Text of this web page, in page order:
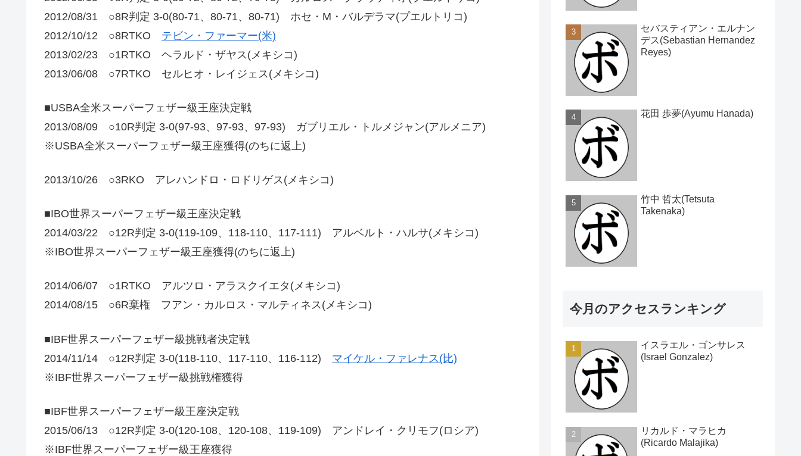
2012/08/31 ○8R判定 3-0(80-71、80-71、80-71) ホセ・M・バルデラマ(プエルトリコ)
2012/10/12 ○8RTKO テビン・ファーマー(米)
2013/02/23 ○1RTKO ヘラルド・ザヤス(メキシコ)
2013/06/08 ○7RTKO セルヒオ・レイジェス(メキシコ)
■USBA全米スーパーフェザー級王座決定戦
2013/08/09 ○10R判定 3-0(97-93、97-93、97-93) ガブリエル・トルメジャン(アルメニア)
※USBA全米スーパーフェザー級王座獲得(のちに返上)
2013/10/26 ○3RKO アレハンドロ・ロドリゲス(メキシコ)
■IBO世界スーパーフェザー級王座決定戦
2014/03/22 ○12R判定 3-0(119-109、118-110、117-111) アルベルト・ハルサ(メキシコ)
※IBO世界スーパーフェザー級王座獲得(のちに返上)
2014/06/07 ○1RTKO アルツロ・アラスクイエタ(メキシコ)
2014/08/15 ○6R棄権 フアン・カルロス・マルティネス(メキシコ)
■IBF世界スーパーフェザー級挑戦者決定戦
2014/11/14 ○12R判定 3-0(118-110、117-110、116-112) マイケル・ファレナス(比)
※IBF世界スーパーフェザー級挑戦権獲得
■IBF世界スーパーフェザー級王座決定戦
2015/06/13 ○12R判定 3-0(120-108、120-108、119-109) アンドレイ・クリモフ(ロシア)
※IBF世界スーパーフェザー級王座獲得
セバスティアン・エルナン
デス(Sebastian Hernandez
Reyes)
花田 歩夢(Ayumu Hanada)
竹中 哲太(Tetsuta
Takenaka)
今月のアクセスランキング
イスラエル・ゴンサレス
(Israel Gonzalez)
リカルド・マラヒカ
(Ricardo Malajika)